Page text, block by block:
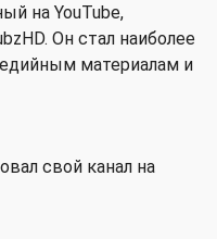
на YouTube,
Он стал наиболее
материалам и
свой канал на